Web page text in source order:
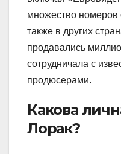
множество номеров
также в других
продавались
сотрудничала с
продюсерами.
Какова
Лорак?